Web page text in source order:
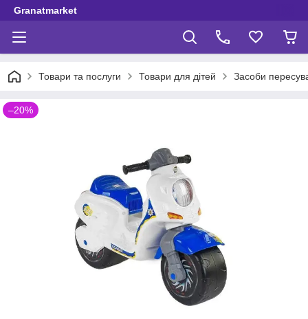
Granatmarket
Товари та послуги Товари для дітей Засоби
–20%